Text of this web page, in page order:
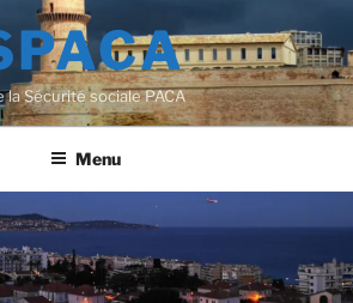
Sécurité sociale PACA
Menu